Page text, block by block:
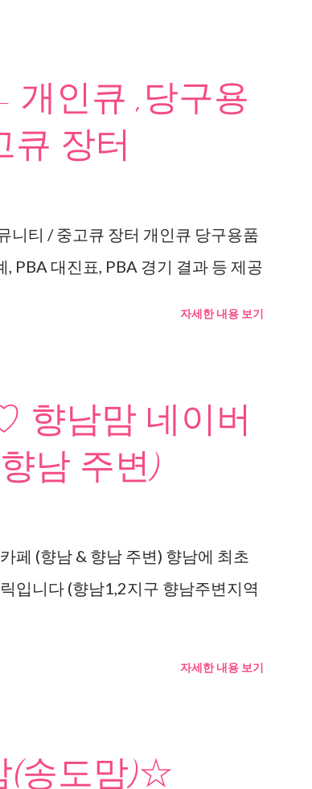
개인큐 ,당구용
큐 장터
니티 / 중고큐 장터 개인큐 당구용품
PBA 대진표, PBA 경기 결과 등 제공
자세한 내용 보기
향남맘 네이버
남 주변)
(향남 & 향남 주변) 향남에 최초
입니다 (향남1,2지구 향남주변지역
자세한 내용 보기
(송도맘)☆